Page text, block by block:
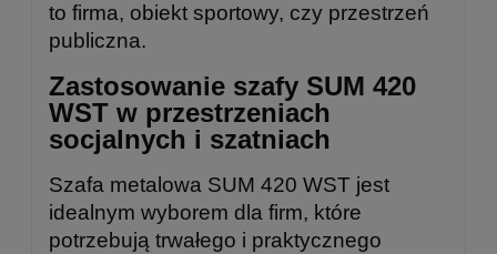
to firma, obiekt sportowy, czy przestrzeń
publiczna.
Zastosowanie szafy SUM 420
WST w przestrzeniach
socjalnych i szatniach
Szafa metalowa SUM 420 WST jest
idealnym wyborem dla firm, które
potrzebują trwałego i praktycznego